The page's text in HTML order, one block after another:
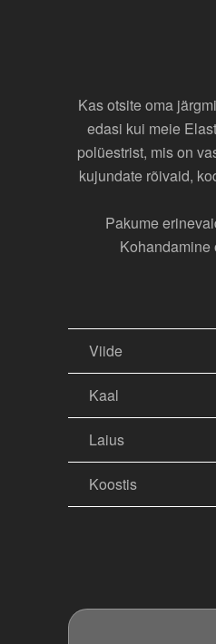
Kas otsite oma
edasi kui meie
polüestrist, mis on
kujundate rõivaid,
Pakume
Kohandamine
Viide
Kaal
Laius
Koostis